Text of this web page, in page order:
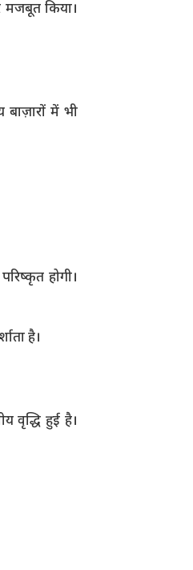
किया।
बाज़ारों में भी
होगी।
है।
वृद्धि हुई है।